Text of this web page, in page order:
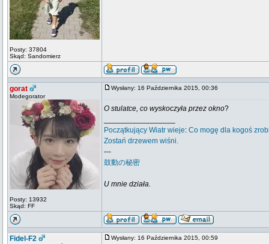
Posty: 37804
Skąd: Sandomierz
gorat
Modegorator
Posty: 13932
Skąd: FF
Wysłany: 16 Października 2015, 00:36
O stulatce, co wyskoczyła przez okno?
Początkujący Wiatr wieje: Co mogę dla kogoś
Zostań drzewem wiśni.
---
鼓動の秘密
U mnie działa.
Fidel-F2 Wysłany: 16 Października 2015, 00:59